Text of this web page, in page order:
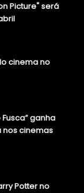
Picture" será
cinema no
ganha
nos cinemas
Potter no